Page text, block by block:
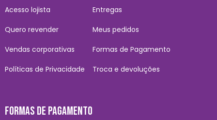
Acesso lojista
Quero revender
Vendas corporativas
Políticas de Privacidade
Entregas
Meus pedidos
Formas de Pagamento
Troca e devoluções
FORMAS DE PAGAMENTO